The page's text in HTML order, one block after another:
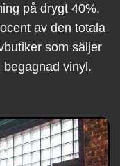
på drygt 40%.
av den totala
som säljer
vinyl.